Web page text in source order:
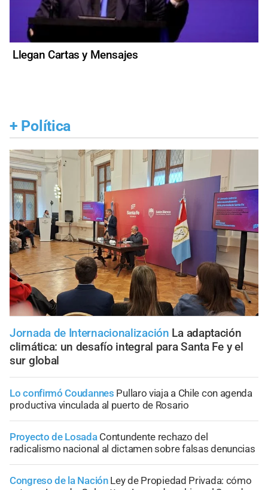
Llegan Cartas y Mensajes
+ Política
Jornada de Internacionalización La adaptación
climática: un desafío integral para Santa Fe y el
sur global
Lo confirmó Coudannes Pullaro viaja a Chile con agenda
productiva vinculada al puerto de Rosario
Proyecto de Losada Contundente rechazo del
radicalismo nacional al dictamen sobre falsas denuncias
Congreso de la Nación Ley de Propiedad Privada: cómo